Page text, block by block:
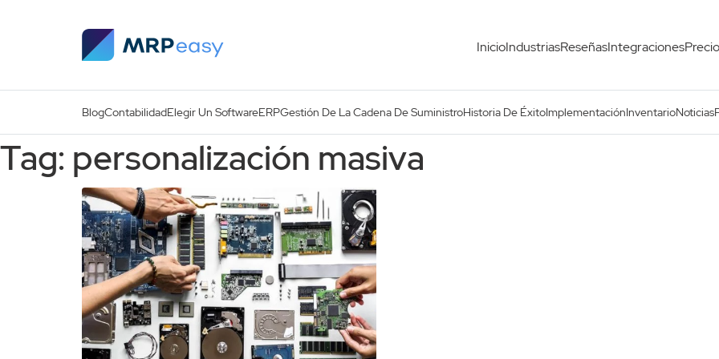
InicioIndustriasReseñasIntegraciones
BlogContabilidadElegir Un SoftwareERPGestión De La Cadena De SuministroHistoria De ÉxitoImplementaciónInventarioNoticias
Tag: personalización masiva